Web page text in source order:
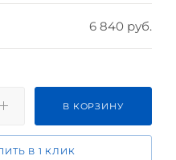
6 840 руб.
В КОРЗИНУ
В 1 КЛИК